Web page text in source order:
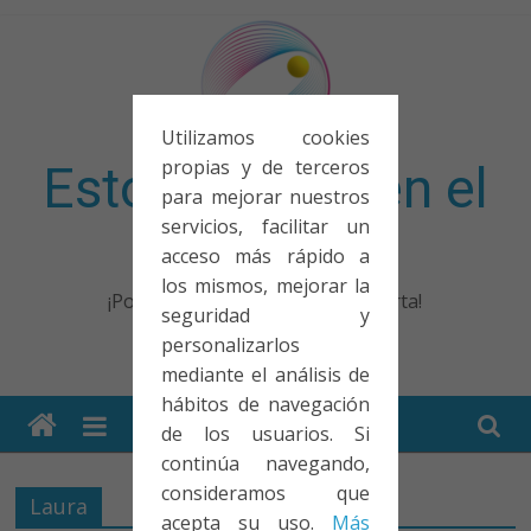
Utilizamos cookies
propias y de terceros
para mejorar nuestros
servicios, facilitar un
acceso más rápido a
los mismos, mejorar la
seguridad y
personalizarlos
mediante el análisis de
hábitos de navegación
de los usuarios. Si
continúa navegando,
consideramos que
acepta su uso. Más
Esto no entra en el
examen
¡Porque no solo el examen importa!
Laura